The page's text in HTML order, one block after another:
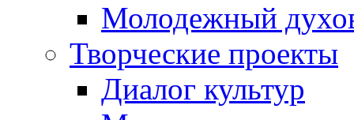
Молодежный
Творческие проекты
Диалог культур